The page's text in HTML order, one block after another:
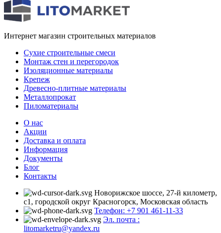
Интернет магазин строительных материалов
Сухие строительные смеси
Монтаж стен и перегородок
Изоляционные материалы
Крепеж
Древесно-плитные материалы
Металлопрокат
Пиломатериалы
О нас
Акции
Доставка и оплата
Информация
Документы
Блог
Контакты
Новорижское шоссе, 27-й километр,
с1, городской округ Красногорск, Московская область
Телефон: +7 901 461-11-33
Эл. почта :
litomarketru@yandex.ru